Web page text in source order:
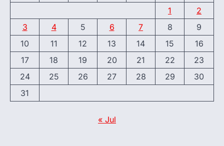
1
2
3
4 5 6 7 8
9
10
11 12 13 14 15
16
17
18 19 20 21 22
23
24
25 26 27 28 29
30
31
« Jul